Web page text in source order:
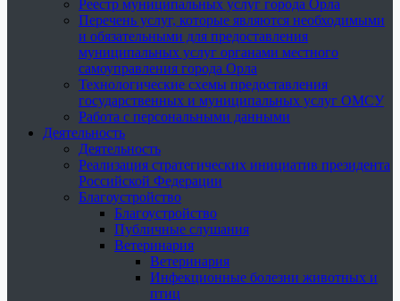
Реестр муниципальных услуг города Орла
Перечень услуг, которые являются необходимыми
и обязательными для предоставления
муниципальных услуг органами местного
самоуправления города Орла
Технологические схемы предоставления
государственных и муниципальных услуг ОМСУ
Работа с персональными данными
Деятельность
Деятельность
Реализация стратегических инициатив президента
Российской Федерации
Благоустройство
Благоустройство
Публичные слушания
Ветеринария
Ветеринария
Инфекционные болезни животных и
птиц